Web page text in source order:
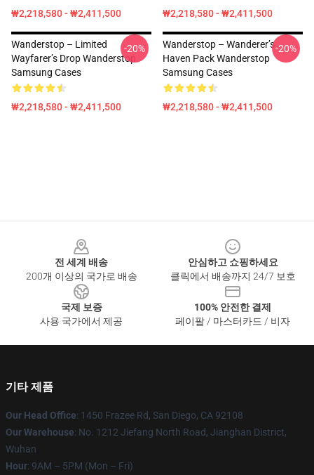
₩2,218,580 - ₩2,411,500 ₩2,218,580 - ₩2,411,500
Wanderstop – Limited
Wayfarer’s Drop Wanderstop
Samsung Cases
₩2,218,580 - ₩2,411,500
-20%
Wanderstop – Wanderer’s
Haven Pack Wanderstop
Samsung Cases
₩2,218,580 - ₩2,411,500
-20%
전 세계 배송
200개 이상의 국가로 배송
안심하고 쇼핑하세요
클릭에서 배송까지 24/7 보호
국제 보증
사용 국가에서 제공
100% 안전한 결제
페이팔 / 마스터카드 / 비자
기타 제품
Our Head Office: 1450 Frazee Rd, San Diego, CA 92108
Our Warehouse: No. 1212 Jiefang North Road, Jianghan District,
Wuhan
Hour: 9AM – 5PM (Mon – Fri)